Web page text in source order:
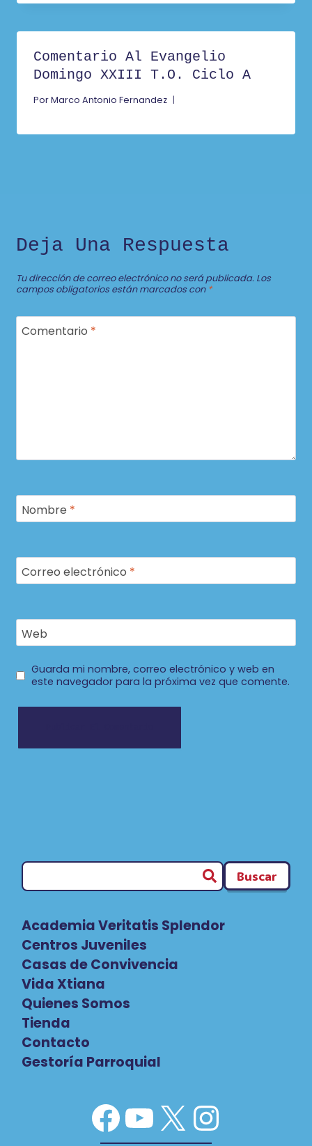
Comentario Al Evangelio
Domingo XXIII T.O. Ciclo A
PorMarco Antonio Fernandez
Deja Una Respuesta
Tu dirección de correo electrónico no será publicada. Los
campos obligatorios están marcados con *
Comentario *
Nombre *
Correo electrónico *
Web
Guarda mi nombre, correo electrónico y web en
este navegador para la próxima vez que comente.
Buscar
Academia Veritatis Splendor
Centros Juveniles
Casas de Convivencia
Vida Xtiana
Quienes Somos
Tienda
Contacto
Gestoría Parroquial
Facebook
YouTube
X